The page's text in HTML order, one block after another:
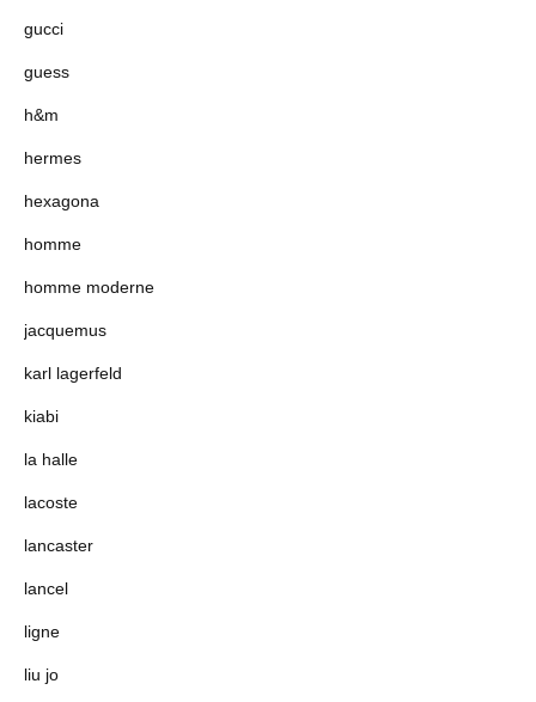
gucci
guess
h&m
hermes
hexagona
homme
homme moderne
jacquemus
karl lagerfeld
kiabi
la halle
lacoste
lancaster
lancel
ligne
liu jo